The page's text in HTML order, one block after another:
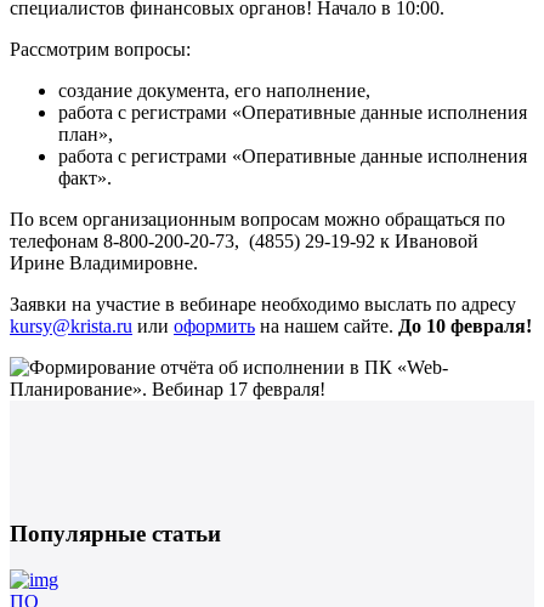
специалистов финансовых органов! Начало в 10:00.
Рассмотрим вопросы:
создание документа, его наполнение,
работа с регистрами «Оперативные данные исполнения
план»,
работа с регистрами «Оперативные данные исполнения
факт».
По всем организационным вопросам можно обращаться по
телефонам 8-800-200-20-73, (4855) 29-19-92 к Ивановой
Ирине Владимировне.
Заявки на участие в вебинаре необходимо выслать по адресу
kursy@krista.ru или оформить на нашем сайте. До 10 февраля!
Популярные статьи
ПО